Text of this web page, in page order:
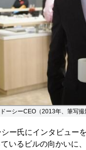
ーシーCEO（2013年、筆写撮
ー氏にインタビュー
いるビルの向かいに